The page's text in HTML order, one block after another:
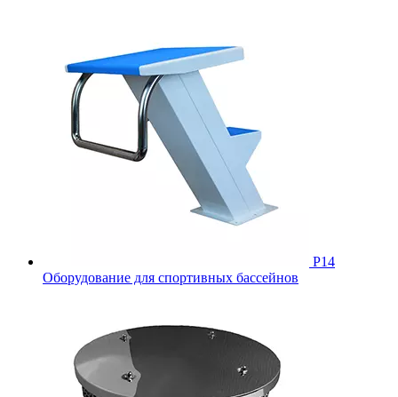
Р14
Оборудование для спортивных бассейнов